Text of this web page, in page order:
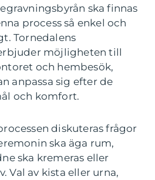
ska finnas
process så enkel och
Tornedalens
möjligheten till
och hembesök,
anpassa sig efter de
och komfort.
diskuteras frågor
ska äga rum,
ska kremeras eller
Val av kista eller urna,